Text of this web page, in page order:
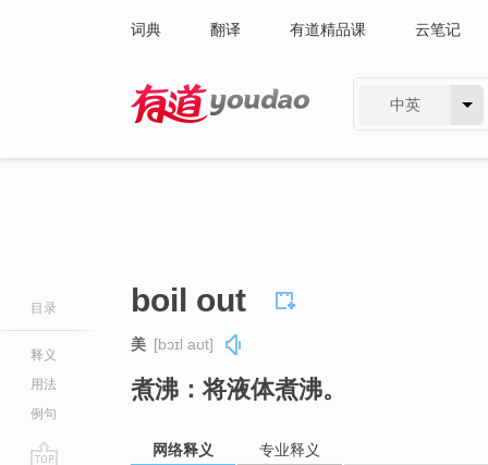
词典 翻译 有道精品课 云笔记
中英
目录
释义
用法
例句
boil out
美 [bɔɪl aʊt]
煮沸：将液体煮沸。
网络释义 专业释义